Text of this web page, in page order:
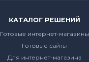
КАТАЛОГ РЕШЕНИЙ
Готовые интернет-магазины
Готовые сайты
Для интернет-магазина